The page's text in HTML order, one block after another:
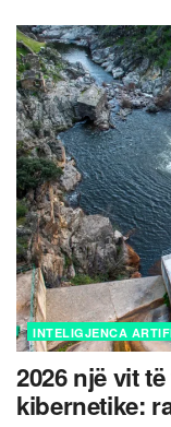
INTELIGJENCA
2026 një vit
kibernetike: